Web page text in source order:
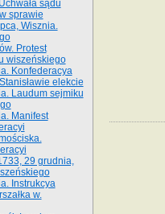
sądu
sprawie
Wisznia.
Protest
wiszeńskiego
Konfederacya
elekcie
Laudum sejmiku
Manifest
29 grudnia,
Instrukcya
w.